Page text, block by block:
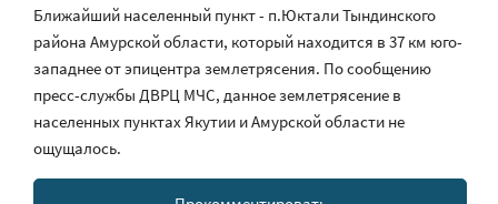
Ближайший населенный пункт - п.Юктали Тындинского
района Амурской области, который находится в 37 км юго-
западнее от эпицентра землетрясения. По сообщению
пресс-службы ДВРЦ МЧС, данное землетрясение в
населенных пунктах Якутии и Амурской области не
ощущалось.